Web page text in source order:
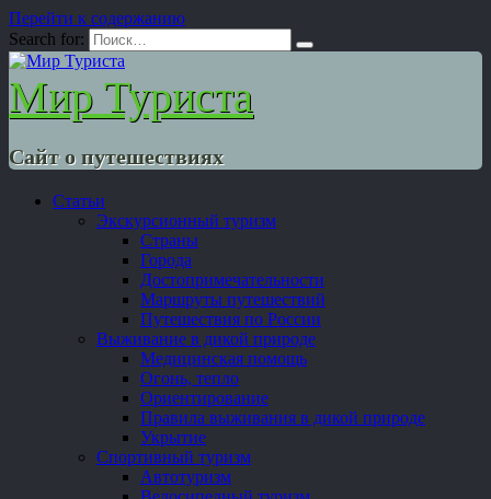
Перейти к содержанию
Search for:
Мир Туриста
Сайт о путешествиях
Статьи
Экскурсионный туризм
Страны
Города
Достопримечательности
Маршруты путешествий
Путешествия по России
Выживание в дикой природе
Медицинская помощь
Огонь, тепло
Ориентирование
Правила выживания в дикой природе
Укрытие
Спортивный туризм
Автотуризм